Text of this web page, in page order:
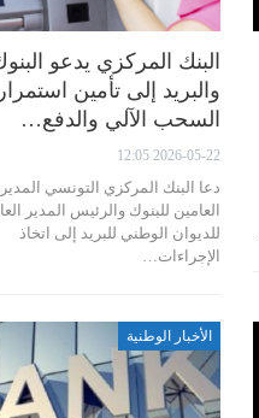
البنك المركزي يدعو
والبريد إلى تأمين
السحب الآلي والدفع…
2026-05-22 12:05
دعا البنك المركزي التونسي
العامين للبنوك والرئيس المدير
للديوان الوطني للبريد إلى اتخاذ
الإجراءات…
الأخبار الوطنية